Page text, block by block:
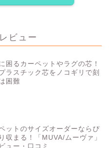
ビュー
困るカーペットやラグの芯！
ラスチック芯をノコギリで刻
困難
ットのサイズオーダーならぴ
収まる！「MUVA/ムーヴァ」
ュー・口コミ